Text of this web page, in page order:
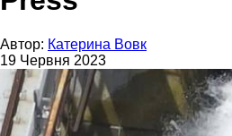
Автор: Катерина Вовк
19 Червня 2023